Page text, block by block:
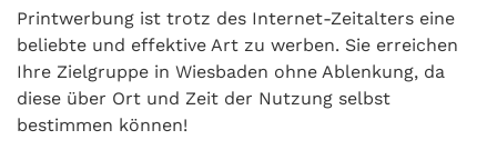
Printwerbung ist trotz des Internet-Zeitalters eine
beliebte und effektive Art zu werben. Sie erreichen
Ihre Zielgruppe in Wiesbaden ohne Ablenkung, da
diese über Ort und Zeit der Nutzung selbst
bestimmen können!